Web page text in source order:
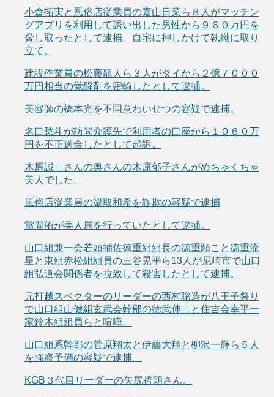
小倉拓実と風俗店従業員の嘉山日菜ら８人がマッチン
グアプリを利用して誘い出した男性から９６０万円を
脅し取ったとして逮捕。自宅に押しかけて執拗に取り
立て。
建設作業員の松藤龍人ら３人がタイから２億７０００
万円相当の覚醒剤を密輸したとして逮捕。
美容師の橋本光を不同意わいせつの容疑で逮捕。
名口愁斗が訪問介護先で利用者の口座から１０６０万
円を不正送金したとして起訴。
木原誠二さんの奥さんの木原郁子さんがめちゃくちゃ
美人でした。
風俗店従業員の梁取和希を詐欺の容疑で逮捕
當間侑が美人局を行っていたとして逮捕。
山口組兼一会若頭補佐徳重組組長の徳重願こと徳重流
星と東組赤松組組員の三谷晃平ら13人が尼崎市で山口
組弘道会関係者を拉致して殺害したとして逮捕。
元打越スペクターのリーダーの西村聡造が八王子祭り
で山口組山健組玄武会幹部の徳武伸二と住吉会幸平一
家鈴木組組員らと喧嘩。
山口組系幹部の菅原翔太と伊藤大翔と柳沢一輝ら５人
を強盗予備の容疑で逮捕。
KGB３代目リーダーの矢尻哲朗さん。